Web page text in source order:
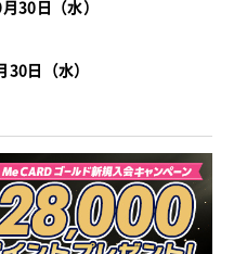
30日（水）
日（水）